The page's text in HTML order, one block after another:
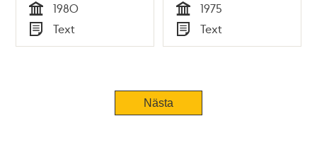
Tid
1980
Typ
Text Tid
1975
Typ
Text
Nästa